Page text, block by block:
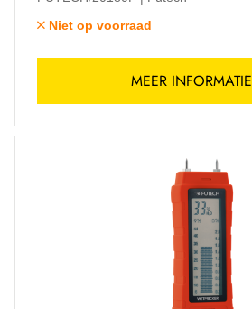
Niet op voorraad
MEER INFORMATIE